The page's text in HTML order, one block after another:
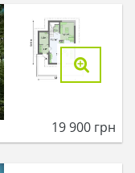
19 900 грн